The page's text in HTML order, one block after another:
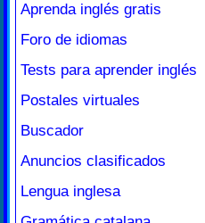
Aprenda inglés gratis
Foro de idiomas
Tests para aprender inglés
Postales virtuales
Buscador
Anuncios clasificados
Lengua inglesa